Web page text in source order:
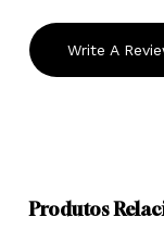
Write A
Produtos